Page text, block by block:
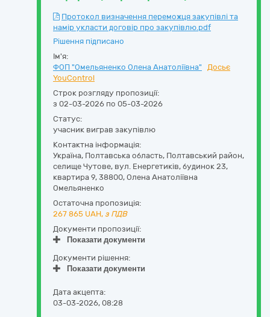
Протокол визначення переможця закупівлі та
намір укласти договір про закупівлю.pdf
Рішення підписано
Ім'я:
ФОП "Омельяненко Олена Анатоліївна"
Досьє
YouControl
Строк розгляду пропозиції:
з 02-03-2026 по 05-03-2026
Статус:
учасник виграв закупівлю
Контактна інформація:
Україна, Полтавська область, Полтавський район,
селище Чутове, вул. Енергетиків, будинок 23,
квартира 9, 38800, Олена Анатоліївна
Омельяненко
Остаточна пропозиція:
267 865 UAH, з ПДВ
Документи пропозиції:
Показати документи
Документи рішення:
Показати документи
Дата акцепта:
03-03-2026, 08:28